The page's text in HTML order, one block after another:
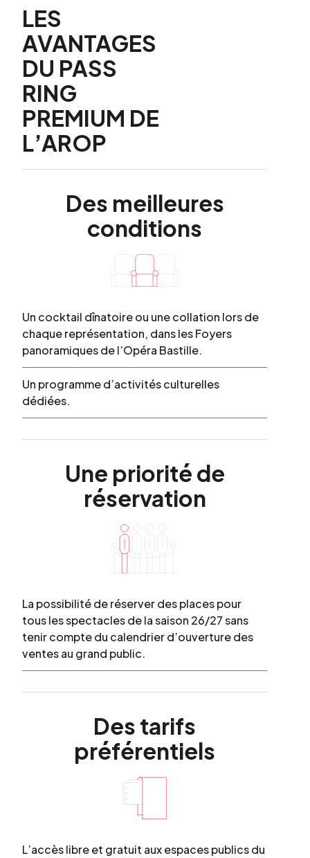
LES
AVANTAGES
DU PASS
RING
PREMIUM DE
L’AROP
Des meilleures
conditions
Un cocktail dînatoire ou une collation lors de
chaque représentation, dans les Foyers
panoramiques de l’Opéra Bastille.
Un programme d’activités culturelles
dédiées.
Une priorité de
réservation
La possibilité de réserver des places pour
tous les spectacles de la saison 26/27 sans
tenir compte du calendrier d’ouverture des
ventes au grand public.
Des tarifs
préférentiels
L’accès libre et gratuit aux espaces publics du